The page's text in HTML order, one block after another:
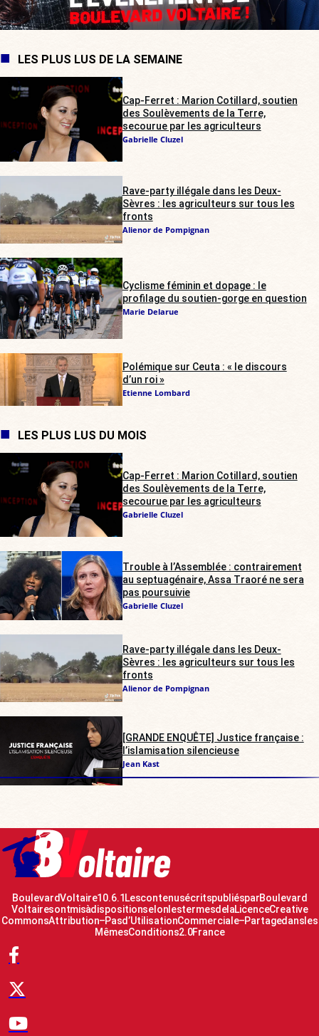
LES PLUS LUS DE LA SEMAINE
Cap-Ferret : Marion Cotillard, soutien
des Soulèvements de la Terre,
secourue par les agriculteurs
Gabrielle Cluzel
Rave-party illégale dans les Deux-
Sèvres : les agriculteurs sur tous les
fronts
Alienor de Pompignan
Cyclisme féminin et dopage : le
profilage du soutien-gorge en question
Marie Delarue
Polémique sur Ceuta : « le discours
d’un roi »
Etienne Lombard
LES PLUS LUS DU MOIS
Cap-Ferret : Marion Cotillard, soutien
des Soulèvements de la Terre,
secourue par les agriculteurs
Gabrielle Cluzel
Trouble à l’Assemblée : contrairement
au septuagénaire, Assa Traoré ne sera
pas poursuivie
Gabrielle Cluzel
Rave-party illégale dans les Deux-
Sèvres : les agriculteurs sur tous les
fronts
Alienor de Pompignan
[GRANDE ENQUÊTE] Justice française :
l’islamisation silencieuse
Jean Kast
Boulevard Voltaire 10.6.1 Les contenus écrits publiés par Boulevard
Voltaire sont mis à disposition selon les termes de la Licence Creative
Commons Attribution – Pas d’Utilisation Commerciale – Partage dans les
Mêmes Conditions 2.0 France